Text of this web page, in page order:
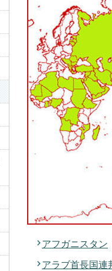
アフガニスタン
アラブ首長国連